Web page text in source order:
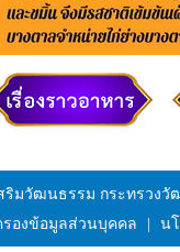
ริมวัฒนธรรม กระทรวง
องข้อมูลส่วนบุคคล น